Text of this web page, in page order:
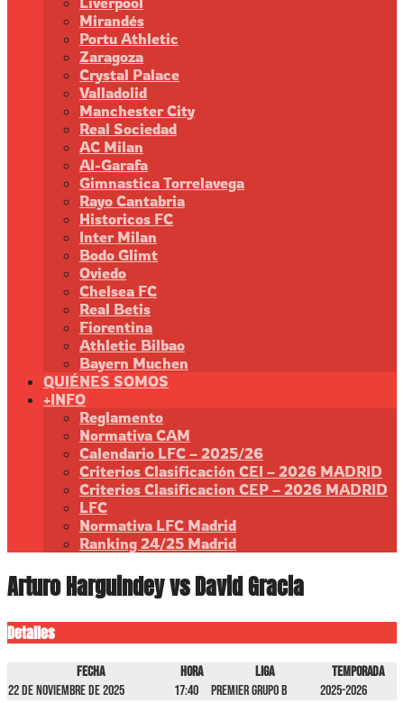
Mirandés
Portu Athletic
Zaragoza
Crystal Palace
Valladolid
Manchester City
Real Sociedad
AC Milan
Al-Garafa
Gimnastica Torrelavega
Rayo Cantabria
Historicos FC
Inter Milan
Bodo Glimt
Oviedo
Chelsea FC
Real Betis
Fiorentina
Athletic Bilbao
Bayern Muchen
QUIÉNES SOMOS
+INFO
Reglamento
Normativa CAM
Calendario LFC – 2025/26
Criterios Clasificación CEI – 2026 MADRID
Criterios Clasificacion CEP – 2026 MADRID
LFC
Normativa LFC Madrid
Ranking 24/25 Madrid
Arturo Harguindey vs David Gracia
Detalles
Fecha Hora Liga
Temporada
22 de noviembre de 2025
17:40 Premier GRUPO B 2025-2026